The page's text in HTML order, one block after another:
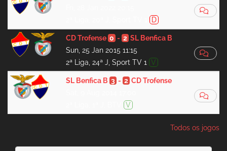
D
CD Trofense 0 - 2 SL Benfica B
Sun, 25 Jan 2015 11:15
2ª Liga, 24ª J, Sport TV 1
V
SL Benfica B 3- 2 CD Trofense
V
Todos os jogos